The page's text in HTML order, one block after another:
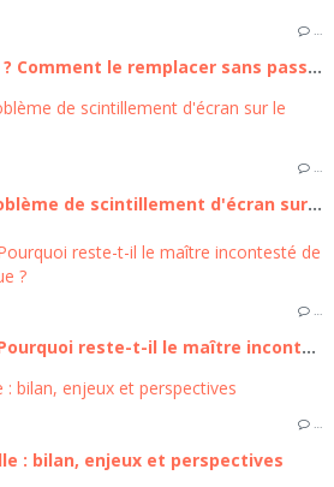
…
Écran iPhone 16 cassé ? Comment le remplacer sans passer par un professionnel
…
Comment régler le problème de scintillement d'écran sur le Galaxy A54 ?
…
L'Écosystème Apple : Pourquoi reste-t-il le maître incontesté de l'intégration technologique ?
…
: bilan, enjeux et perspectives